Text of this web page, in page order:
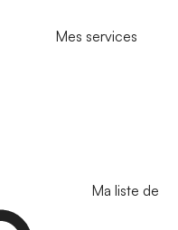
Mes services
Ma liste de